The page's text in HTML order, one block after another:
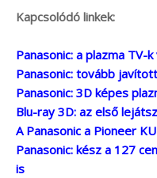
Kapcsolódó linkek:
Panasonic: a plazma
Panasonic: tovább
Panasonic: 3D képes
Blu-ray 3D: az első
A Panasonic a Pioneer
Panasonic: kész a 127
is